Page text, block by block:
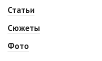
Статьи
Сюжеты
Фото